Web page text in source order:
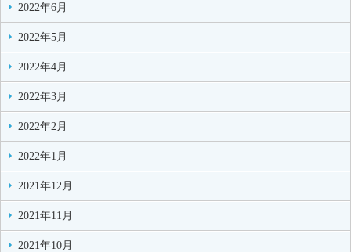
2022年6月
2022年5月
2022年4月
2022年3月
2022年2月
2022年1月
2021年12月
2021年11月
2021年10月